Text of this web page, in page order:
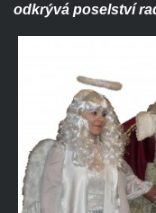
odkrývá poselství